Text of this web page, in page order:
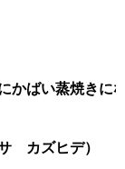
かばい蒸焼きに
カズヒデ）